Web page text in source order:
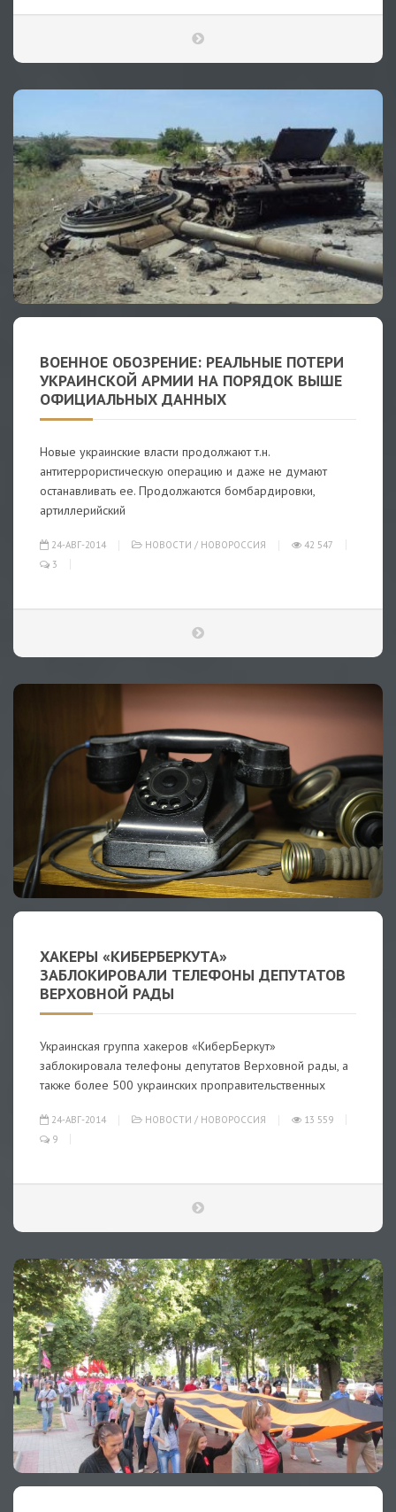
ВОЕННОЕ ОБОЗРЕНИЕ: РЕАЛЬНЫЕ ПОТЕРИ
УКРАИНСКОЙ АРМИИ НА ПОРЯДОК ВЫШЕ
ОФИЦИАЛЬНЫХ ДАННЫХ
Новые украинские власти продолжают т.н.
антитеррористическую операцию и даже не думают
останавливать ее. Продолжаются бомбардировки,
артиллерийский
24-АВГ-2014 НОВОСТИ / НОВОРОССИЯ
42 547
3
ХАКЕРЫ «КИБЕРБЕРКУТА»
ЗАБЛОКИРОВАЛИ ТЕЛЕФОНЫ ДЕПУТАТОВ
ВЕРХОВНОЙ РАДЫ
Украинская группа хакеров «КиберБеркут»
заблокировала телефоны депутатов Верховной рады, а
также более 500 украинских проправительственных
24-АВГ-2014 НОВОСТИ / НОВОРОССИЯ
13 559
9